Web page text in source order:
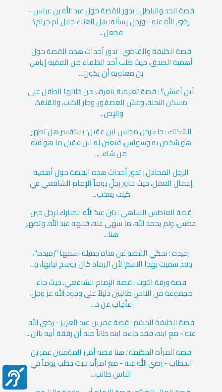
قصة الحد والباطل : تدور القصة حول عبد الله بن عباس -
رضي الله عنه - ورجل يسأله؛ هل الغناء حلال أم حرام؟
فجعل...
قصة الخليفة والقاضي : تدور أحداث هذه القصة حول
أهمية الصدق، حيث طلب أحد الخلفاء من الفقيه إياس
بن معاوية أن يكون...
أين أعيش؟ : قصة تعليمية يتعرف من خلالها الطفل على
مسكن النحلة، وعش العصفور، وجار الكلب، والقنفذ،
والإص...
الشكاك : جاء رجل مجلس ابن عقيل؛ يستفسر هل تطهر
هو شخص به وسواس، فيعين له ابن عقيل ما هو فيه
من شك. ...
الرجل المجادل : تدور أحداث هذه القصة حول أهمية
إعمال العقل، حيث حاور رجلٌ يوماً الإمام الشافعي في
كيف يعذب...
قصة العاطس الساهي : بيّنَ عبدُ الله المبارك لرجل حين
عطس، ولم يحمد الله، ما سهى عنه، فنبهه عبد الله. وتظهر
هنا...
رميدة : تحكي القصة عن فتاة جميلة اسمها "رميدة"،
وقد سميت بهذا الاسم؛ لأن الرماد كان يوسخ ثيابها، و...
قصة ورقة التوت : قصة الإمام الشافعي، حيث جاء
مجموعة من الناس طالبين دليلاً على وجود الله عز وجل.
فأجاب عن ذ...
قصة الخليفة الحكيم : قصة عمر بن عبد العزيز - رضي الله
عنه - مع ابنه، فقد جاءه ابنه ظاناً منه أن رفقة أبيه بالن...
قصة المرأة الحكيمة : هنا قصة أمير المؤمنين عمر بن
الخطاب - رضي الله عنه - مع امرأة حيث خطب يوماً في
الناس طالب...